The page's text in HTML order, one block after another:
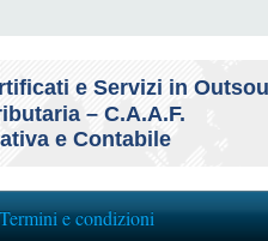
e Servizi in
– C.A.A.F.
e Contabile
Termini e condizioni